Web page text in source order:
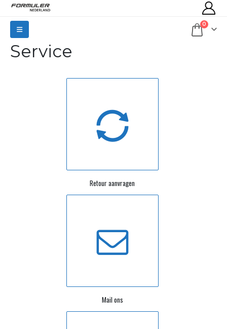
0
Service
Retour aanvragen
Mail ons